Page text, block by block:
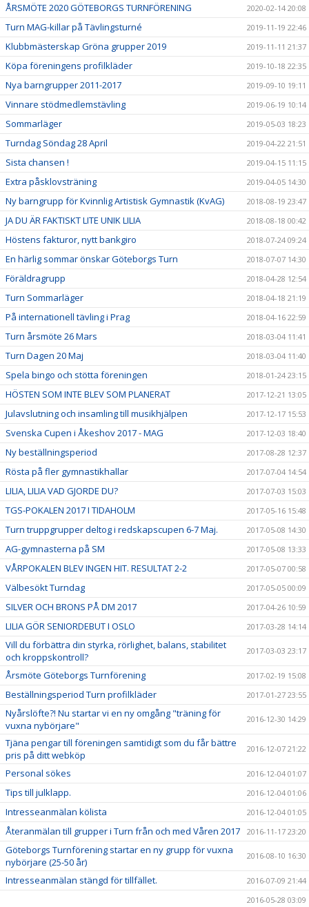
ÅRSMÖTE 2020 GÖTEBORGS TURNFÖRENING 2020-02-14 20:08
Turn MAG-killar på Tävlingsturné 2019-11-19 22:46
Klubbmästerskap Gröna grupper 2019 2019-11-11 21:37
Köpa föreningens profilkläder 2019-10-18 22:35
Nya barngrupper 2011-2017 2019-09-10 19:11
Vinnare stödmedlemstävling 2019-06-19 10:14
Sommarläger 2019-05-03 18:23
Turndag Söndag 28 April 2019-04-22 21:51
Sista chansen ! 2019-04-15 11:15
Extra påsklovsträning 2019-04-05 14:30
Ny barngrupp för Kvinnlig Artistisk Gymnastik (KvAG) 2018-08-19 23:47
JA DU ÄR FAKTISKT LITE UNIK LILIA 2018-08-18 00:42
Höstens fakturor, nytt bankgiro 2018-07-24 09:24
En härlig sommar önskar Göteborgs Turn 2018-07-07 14:30
Föräldragrupp 2018-04-28 12:54
Turn Sommarläger 2018-04-18 21:19
På internationell tävling i Prag 2018-04-16 22:59
Turn årsmöte 26 Mars 2018-03-04 11:41
Turn Dagen 20 Maj 2018-03-04 11:40
Spela bingo och stötta föreningen 2018-01-24 23:15
HÖSTEN SOM INTE BLEV SOM PLANERAT 2017-12-21 13:05
Julavslutning och insamling till musikhjälpen 2017-12-17 15:53
Svenska Cupen i Åkeshov 2017 - MAG 2017-12-03 18:40
Ny beställningsperiod 2017-08-28 12:37
Rösta på fler gymnastikhallar 2017-07-04 14:54
LILIA, LILIA VAD GJORDE DU? 2017-07-03 15:03
TGS-POKALEN 2017 I TIDAHOLM 2017-05-16 15:48
Turn truppgrupper deltog i redskapscupen 6-7 Maj. 2017-05-08 14:30
AG-gymnasterna på SM 2017-05-08 13:33
VÅRPOKALEN BLEV INGEN HIT. RESULTAT 2-2 2017-05-07 00:58
Välbesökt Turndag 2017-05-05 00:09
SILVER OCH BRONS PÅ DM 2017 2017-04-26 10:59
LILIA GÖR SENIORDEBUT I OSLO 2017-03-28 14:14
Vill du förbättra din styrka, rörlighet, balans, stabilitet
och kroppskontroll?
2017-03-03 23:17
Årsmöte Göteborgs Turnförening 2017-02-19 15:08
Beställningsperiod Turn profilkläder 2017-01-27 23:55
Nyårslöfte?! Nu startar vi en ny omgång "träning för
vuxna nybörjare"
2016-12-30 14:29
Tjäna pengar till föreningen samtidigt som du får bättre
pris på ditt webköp
2016-12-07 21:22
Personal sökes 2016-12-04 01:07
Tips till julklapp. 2016-12-04 01:06
Intresseanmälan kölista 2016-12-04 01:05
Återanmälan till grupper i Turn från och med Våren 2017 2016-11-17 23:20
Göteborgs Turnförening startar en ny grupp för vuxna
nybörjare (25-50 år)
2016-08-10 16:30
Intresseanmälan stängd för tillfället.
2016-07-09 21:44
2016-05-28 03:09